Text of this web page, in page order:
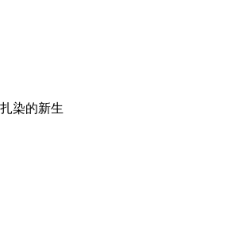
扎染的新生